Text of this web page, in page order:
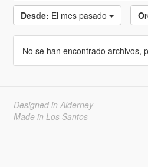
Desde: El mes pasado
No se han encontrado archivos,
Designed in Alderney
Made in Los Santos